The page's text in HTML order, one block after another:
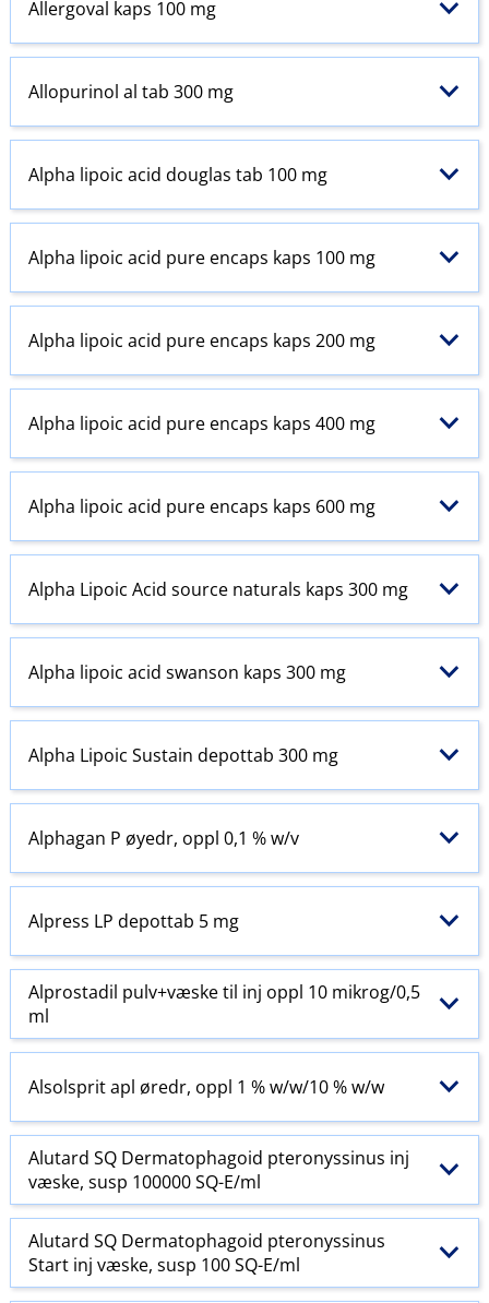
Allergoval kaps 100 mg
Allopurinol al tab 300 mg
Alpha lipoic acid douglas tab 100 mg
Alpha lipoic acid pure encaps kaps 100 mg
Alpha lipoic acid pure encaps kaps 200 mg
Alpha lipoic acid pure encaps kaps 400 mg
Alpha lipoic acid pure encaps kaps 600 mg
Alpha Lipoic Acid source naturals kaps 300 mg
Alpha lipoic acid swanson kaps 300 mg
Alpha Lipoic Sustain depottab 300 mg
Alphagan P øyedr, oppl 0,1 % w​/​v
Alpress LP depottab 5 mg
Alprostadil pulv+væske til inj oppl 10 mikrog/0,5
ml
Alsolsprit apl øredr, oppl 1 % w​/​w​/​10 % w​/​w
Alutard SQ Dermatophagoid pteronyssinus inj
væske, susp 100000 SQ-E​/​ml
Alutard SQ Dermatophagoid pteronyssinus
Start inj væske, susp 100 SQ-E​/​ml